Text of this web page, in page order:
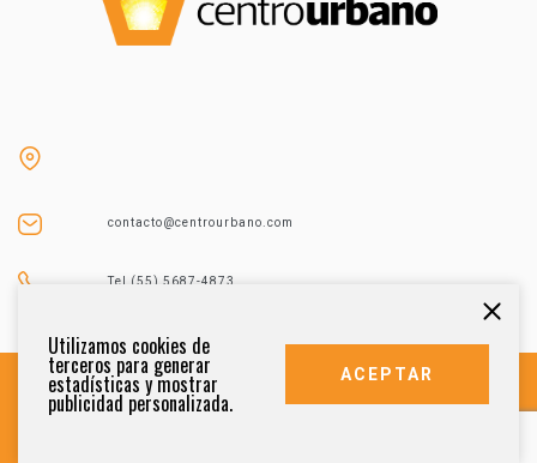
contacto@centrourbano.com
Tel (55) 5687-4873
Utilizamos cookies de
terceros para generar
estadísticas y mostrar
publicidad personalizada.
ACEPTAR